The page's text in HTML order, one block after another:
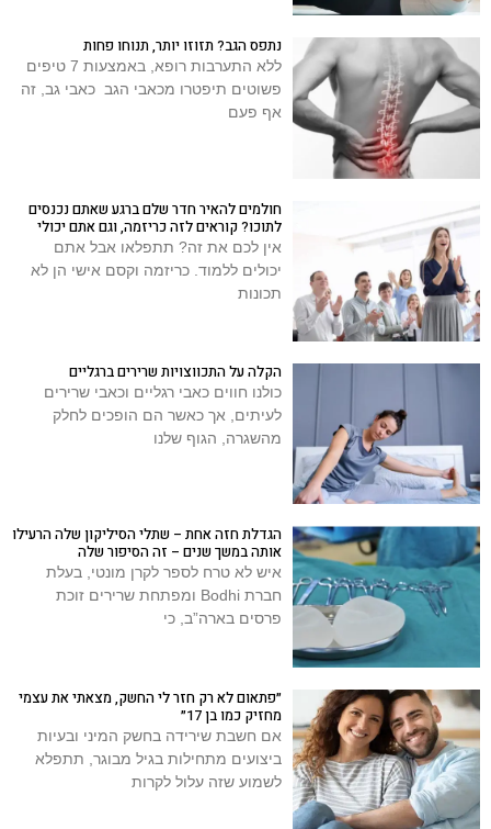
נתפס הגב? תזוזו יותר, תנוחו פחות
ללא התערבות רופא, באמצעות 7 טיפים
פשוטים תיפטרו מכאבי הגב כאבי גב, זה
אף פעם
חולמים להאיר חדר שלם ברגע שאתם נכנסים
לתוכו? קוראים לזה כריזמה, וגם אתם יכולי
אין לכם את זה? תתפלאו אבל אתם
יכולים ללמוד. כריזמה וקסם אישי הן לא
תכונות
הקלה על התכווצויות שרירים ברגליים
כולנו חווים כאבי רגליים וכאבי שרירים
לעיתים, אך כאשר הם הופכים לחלק
מהשגרה, הגוף שלנו
הגדלת חזה אחת – שתלי הסיליקון שלה הרעילו
אותה במשך שנים – זה הסיפור שלה
איש לא טרח לספר לקרן מונטי, בעלת
חברת Bodhi ומפתחת שרירים זוכת
פרסים בארה”ב, כי
״פתאום לא רק חזר לי החשק, מצאתי את עצמי
מחזיק כמו בן 17״
אם חשבת שירידה בחשק המיני ובעיות
ביצועים מתחילות בגיל מבוגר, תתפלא
לשמוע שזה עלול לקרות